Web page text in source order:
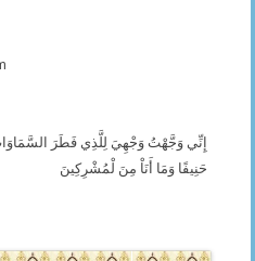
إِنِّي وَجَّهْتُ وَجْهِيَ لِلَّذِي فَطَرَ
حَنِيفًا وَمَا أَنَاْ مِنَ لْمُشْرِكِينَ